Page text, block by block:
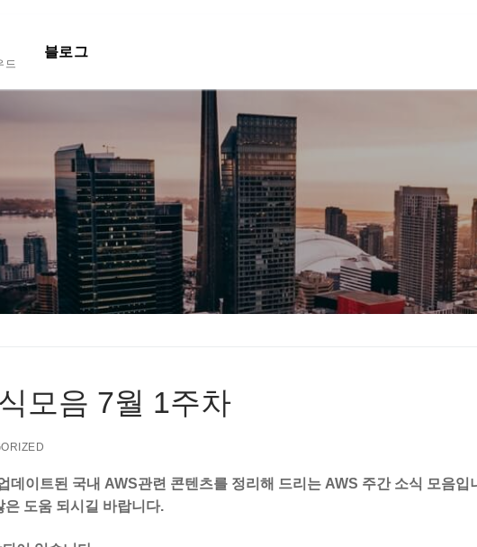
드
블로그
모음 7월 1주차
데이트된 국내 AWS관련 콘텐츠를 정리해 드리는 AWS 주간 소식 모음입
도움 되시길 바랍니다.